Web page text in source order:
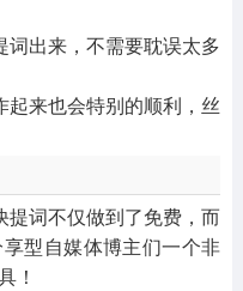
出来，不需要耽误太多
来也会特别的顺利，丝
词不仅做到了免费，而
型自媒体博主们一个非
！